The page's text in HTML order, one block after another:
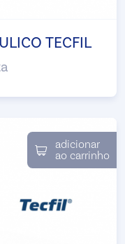
TECFIL
adicionar
ao carrinho